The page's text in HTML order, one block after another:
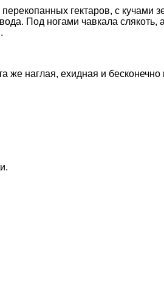
гектаров, с кучами
Под ногами чавкала слякоть, а
же наглая, ехидная и бесконечно